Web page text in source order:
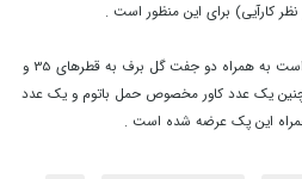
کارآیی) برای این منظور است .
این باتوم که به صورت یک پک جفتی است به همراه دو جفت گل برف به قطرهای 35 و
یک عدد کاور مخصوص حمل باتوم و یک عدد